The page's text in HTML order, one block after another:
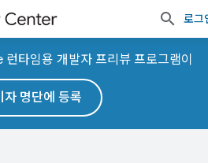
로그
타임용 개발자 프리뷰 프로그램이
자 명단에 등록